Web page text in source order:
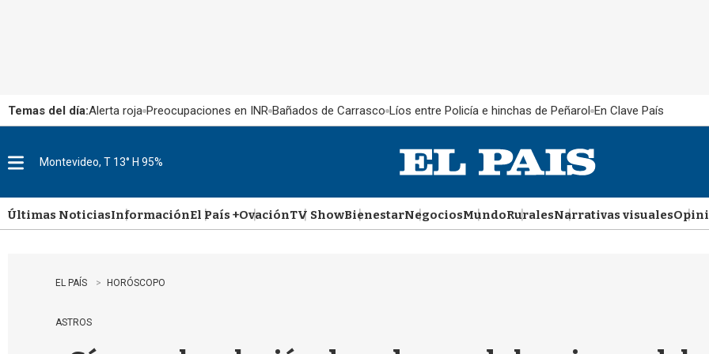
Temas del día:Alerta roja Preocupaciones en INR Bañados de Carrasco Líos entre Policía e hinchas de Peñarol En Clave País
u
Montevideo, T 13° H 95%
Últimas NoticiasInformaciónEl País +OvaciónTV ShowBienestarNegociosMundoRuralesNarrativas visuales
EL PAÍS HORÓSCOPO
ASTROS